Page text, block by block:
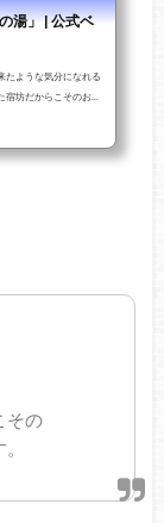
湯」 | 公式ベ
たような気分になれる
坊だからこそのおも
その